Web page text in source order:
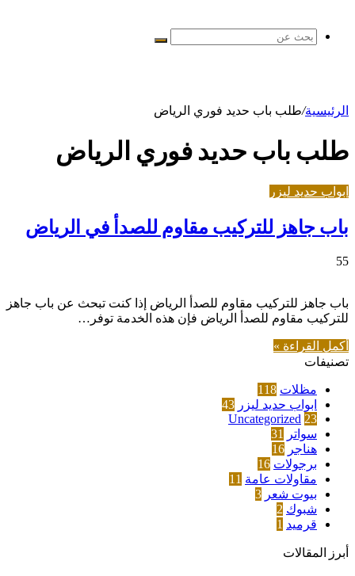
بحث
الرئيسية/طلب باب حديد فوري الرياض
طلب باب حديد فوري الرياض
ابواب حديد ليزر
باب جاهز للتركيب مقاوم للصدأ في الرياض
55
باب جاهز للتركيب مقاوم للصدأ الرياض إذا كنت تبحث عن باب جاهز
للتركيب مقاوم للصدأ الرياض فإن هذه الخدمة توفر…
أكمل القراءة »
تصنيفات
مظلات 118
ابواب حديد ليزر 43
Uncategorized 23
سواتر
31
هناجر 16
برجولات 16
مقاولات عامة 11
بيوت شعر 3
شبوك 2
قرميد 1
أبرز المقالات